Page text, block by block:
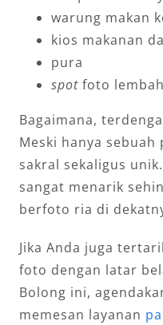
warung makan
kios makanan
pura
spotfoto lembah
Bagaimana,
Meski hanya
sakral sekaligus
sangat menarik
berfoto ria di
Jika Anda juga
foto dengan latar
Bolong ini,
memesan layanan